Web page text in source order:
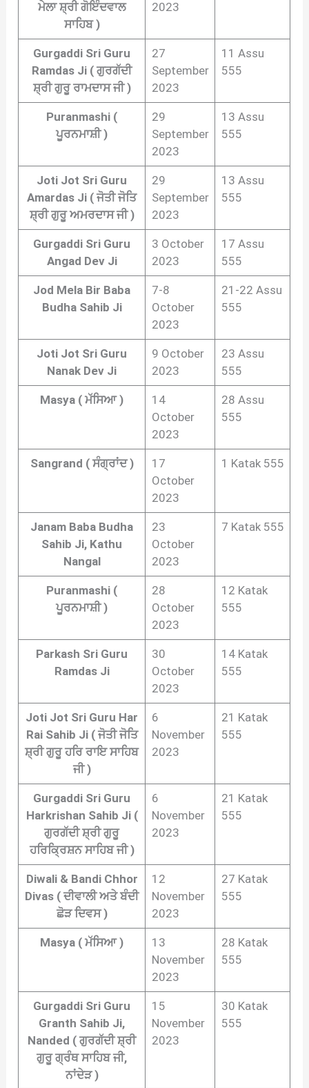
ਮੇਲਾ ਸ਼੍ਰੀ ਗੋਇੰਦਵਾਲ
ਸਾਹਿਬ )
2023
Gurgaddi Sri Guru
Ramdas Ji ( ਗੁਰਗੱਦੀ
ਸ਼੍ਰੀ ਗੁਰੂ ਰਾਮਦਾਸ ਜੀ )
27
September
2023
11 Assu
555
Puranmashi (
ਪੂਰਨਮਾਸ਼ੀ )
29
September
2023
13 Assu
555
Joti Jot Sri Guru
Amardas Ji ( ਜੋਤੀ ਜੋਤਿ
ਸ਼੍ਰੀ ਗੁਰੂ ਅਮਰਦਾਸ ਜੀ )
29
September
2023
13 Assu
555
Gurgaddi Sri Guru
Angad Dev Ji
3 October
2023
17 Assu
555
Jod Mela Bir Baba
Budha Sahib Ji
7-8
October
2023
21-22 Assu
555
Joti Jot Sri Guru
Nanak Dev Ji
9 October
2023
23 Assu
555
Masya ( ਮੱਸਿਆ )
14
October
2023
28 Assu
555
Sangrand ( ਸੰਗ੍ਰਾਂਦ )
17
October
2023
1 Katak 555
Janam Baba Budha
Sahib Ji, Kathu
Nangal
23
October
2023
7 Katak 555
Puranmashi (
ਪੂਰਨਮਾਸ਼ੀ )
28
October
2023
12 Katak
555
Parkash Sri Guru
Ramdas Ji
30
October
2023
14 Katak
555
Joti Jot Sri Guru Har
Rai Sahib Ji ( ਜੋਤੀ ਜੋਤਿ
ਸ਼੍ਰੀ ਗੁਰੂ ਹਰਿ ਰਾਇ ਸਾਹਿਬ
ਜੀ )
6
November
2023
21 Katak
555
Gurgaddi Sri Guru
Harkrishan Sahib Ji (
ਗੁਰਗੱਦੀ ਸ਼੍ਰੀ ਗੁਰੂ
ਹਰਿਕ੍ਰਿਸ਼ਨ ਸਾਹਿਬ ਜੀ )
6
November
2023
21 Katak
555
Diwali & Bandi Chhor
Divas ( ਦੀਵਾਲੀ ਅਤੇ ਬੰਦੀ
ਛੋੜ ਦਿਵਸ )
12
November
2023
27 Katak
555
Masya ( ਮੱਸਿਆ )
13
November
2023
28 Katak
555
Gurgaddi Sri Guru
Granth Sahib Ji,
Nanded ( ਗੁਰਗੱਦੀ ਸ਼੍ਰੀ
ਗੁਰੂ ਗ੍ਰੰਥ ਸਾਹਿਬ ਜੀ,
ਨਾਂਦੇੜ )
15
November
2023
30 Katak
555